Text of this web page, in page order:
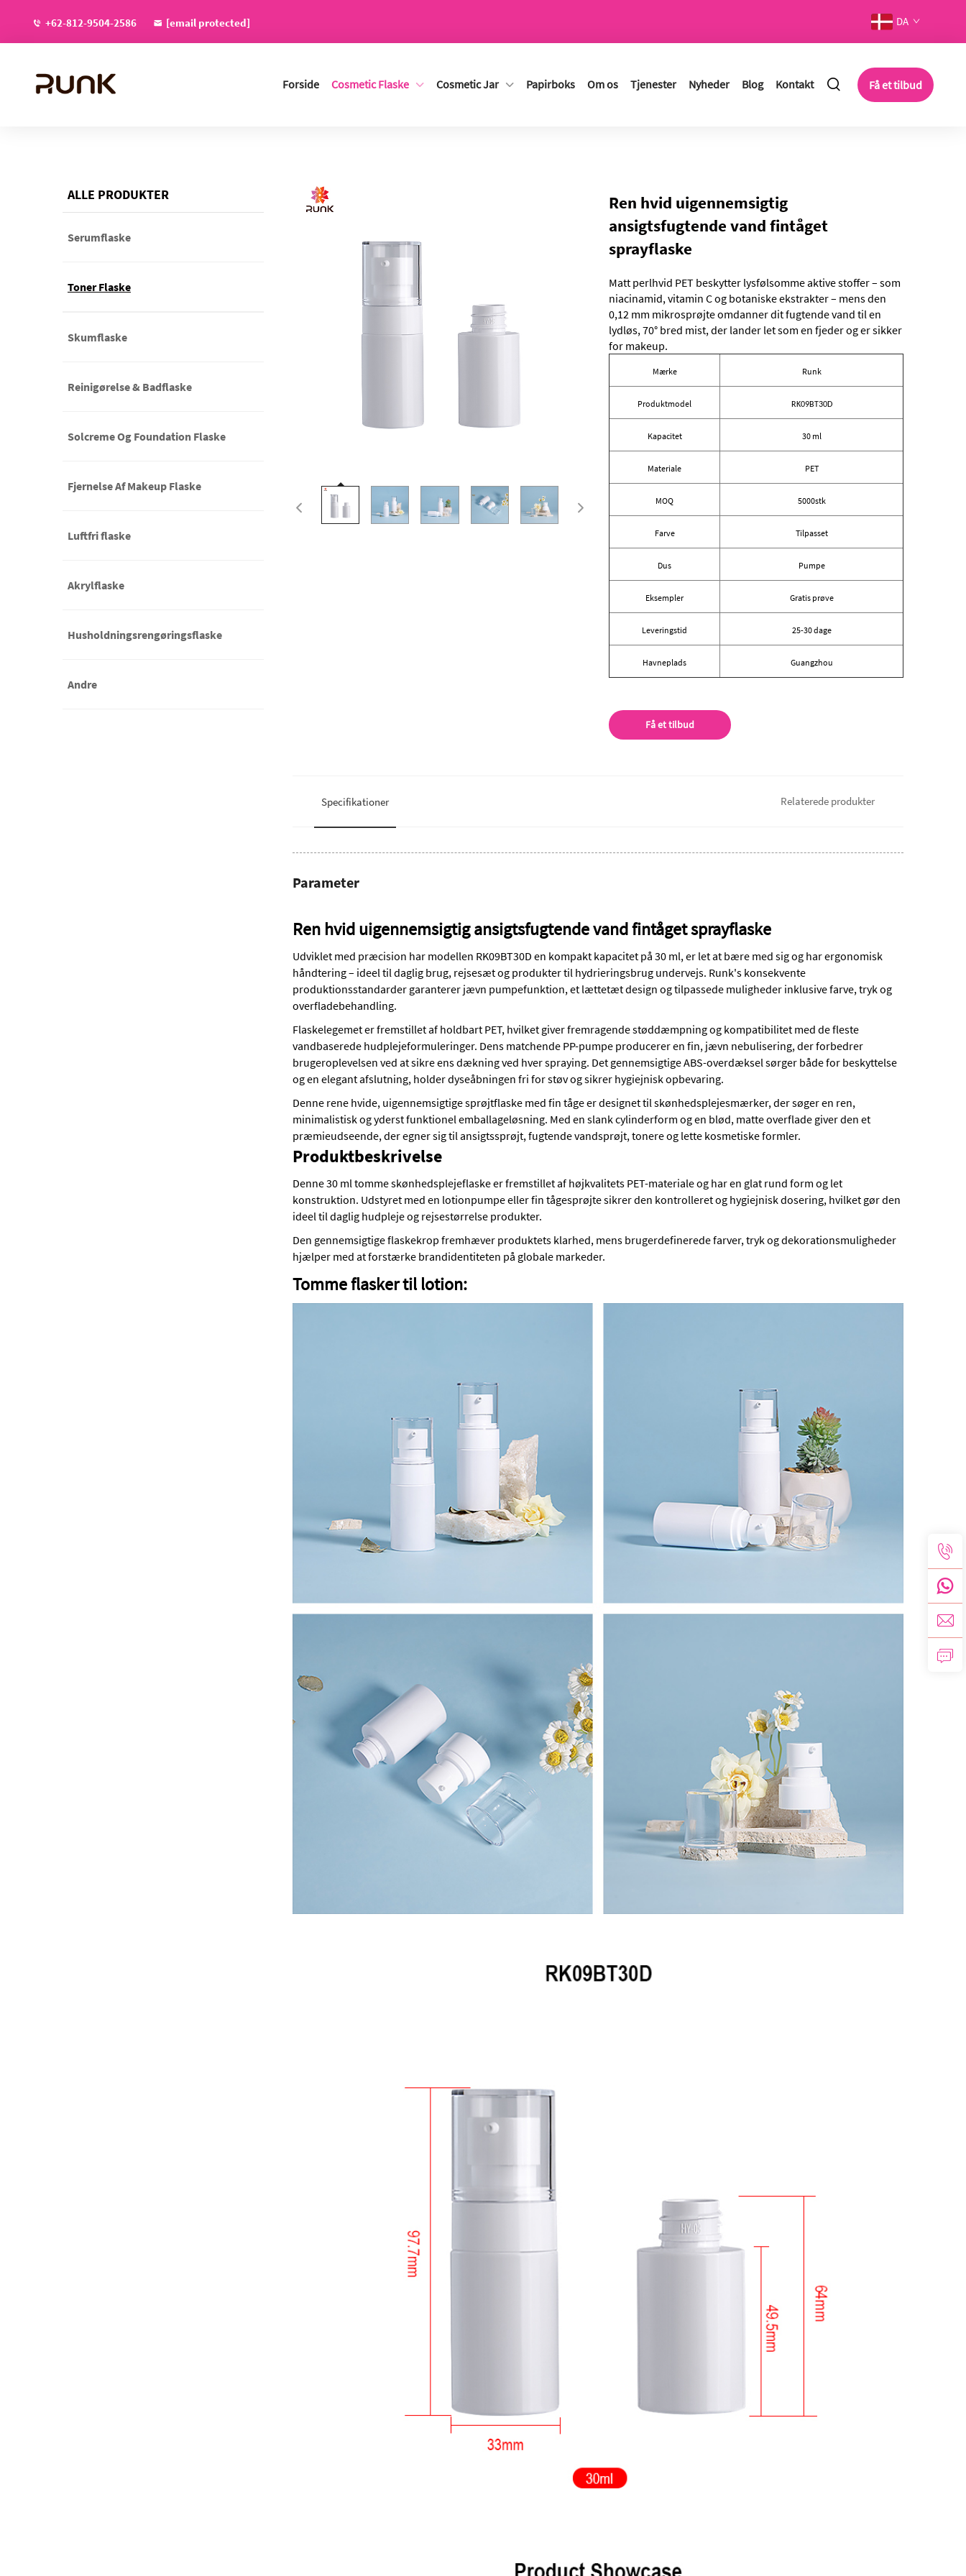
+62-812-9504-2586 [email protected] DA
Forside Cosmetic Flaske Cosmetic Jar Papirboks Om os Tjenester Nyheder Blog Kontakt Få et tilbud
ALLE PRODUKTER
Serumflaske
Toner Flaske
Skumflaske
Reinigørelse & Badflaske
Solcreme Og Foundation Flaske
Fjernelse Af Makeup Flaske
Luftfri flaske
Akrylflaske
Husholdningsrengøringsflaske
Andre
Ren hvid uigennemsigtig
ansigtsfugtende vand fintåget
sprayflaske
Matt perlhvid PET beskytter lysfølsomme aktive stoffer – som
niacinamid, vitamin C og botaniske ekstrakter – mens den
0,12 mm mikrosprøjte omdanner dit fugtende vand til en
lydløs, 70° bred mist, der lander let som en fjeder og er sikker
for makeup.
Mærke Runk
Produktmodel RK09BT30D
Kapacitet 30 ml
Materiale PET
MOQ 5000stk
Farve Tilpasset
Dus Pumpe
Eksempler Gratis prøve
Leveringstid 25-30 dage
Havneplads Guangzhou
Få et tilbud
Specifikationer Relaterede produkter
Parameter
Ren hvid uigennemsigtig ansigtsfugtende vand fintåget sprayflaske
Udviklet med præcision har modellen RK09BT30D en kompakt kapacitet på 30 ml, er let at bære med sig og har ergonomisk
håndtering – ideel til daglig brug, rejsesæt og produkter til hydrieringsbrug undervejs. Runk's konsekvente
produktionsstandarder garanterer jævn pumpefunktion, et lættetæt design og tilpassede muligheder inklusive farve, tryk og
overfladebehandling.
Flaskelegemet er fremstillet af holdbart PET, hvilket giver fremragende støddæmpning og kompatibilitet med de fleste
vandbaserede hudplejeformuleringer. Dens matchende PP-pumpe producerer en fin, jævn nebulisering, der forbedrer
brugeroplevelsen ved at sikre ens dækning ved hver spraying. Det gennemsigtige ABS-overdæksel sørger både for beskyttelse
og en elegant afslutning, holder dyseåbningen fri for støv og sikrer hygiejnisk opbevaring.
Denne rene hvide, uigennemsigtige sprøjtflaske med fin tåge er designet til skønhedsplejesmærker, der søger en ren,
minimalistisk og yderst funktionel emballageløsning. Med en slank cylinderform og en blød, matte overflade giver den et
præmieudseende, der egner sig til ansigtssprøjt, fugtende vandsprøjt, tonere og lette kosmetiske formler.
Produktbeskrivelse
Denne 30 ml tomme skønhedsplejeflaske er fremstillet af højkvalitets PET-materiale og har en glat rund form og let
konstruktion. Udstyret med en lotionpumpe eller fin tågesprøjte sikrer den kontrolleret og hygiejnisk dosering, hvilket gør den
ideel til daglig hudpleje og rejsestørrelse produkter.
Den gennemsigtige flaskekrop fremhæver produktets klarhed, mens brugerdefinerede farver, tryk og dekorationsmuligheder
hjælper med at forstærke brandidentiteten på globale markeder.
Tomme flasker til lotion: